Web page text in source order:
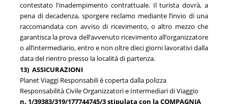
contestato l'inadempimento contrattuale. Il turista dovrà, a
pena di decadenza, sporgere reclamo mediante l’invio di una
raccomandata con avviso di ricevimento, o altro mezzo che
garantisca la prova dell’avvenuto ricevimento all’organizzatore
o all’intermediario, entro e non oltre dieci giorni lavorativi dalla
data del rientro presso la località di partenza.
13) ASSICURAZIONI
Planet Viaggi Responsabili è coperta dalla polizza
Responsabilità Civile Organizzatori e Intermediari di Viaggio
n. 1/39383/319/177744745/3 stipulata con la COMPAGNIA